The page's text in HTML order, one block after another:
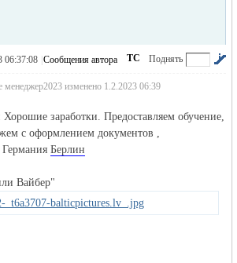
Поднять
ТС
06:37:08 Сообщения автора
менеджер2023 изменено 1.2.2023 06:39
Хорошие заработки. Предоставляем обучение,
с оформлением документов ,
ГерманияБерлин
Вайбер"